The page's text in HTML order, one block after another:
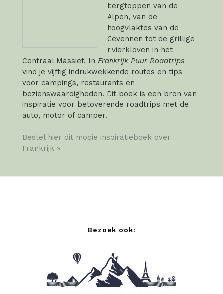
bergtoppen van de
Alpen, van de
hoogvlaktes van de
Cevennen tot de grillige
rivierkloven in het
Centraal Massief. In Frankrijk Puur Roadtrips
vind je vijftig indrukwekkende routes en tips
voor campings, restaurants en
bezienswaardigheden. Dit boek is een bron van
inspiratie voor betoverende roadtrips met de
auto, motor of camper.
Bestel hier dit mooie inspiratieboek over
Frankrijk »
Bezoek ook: